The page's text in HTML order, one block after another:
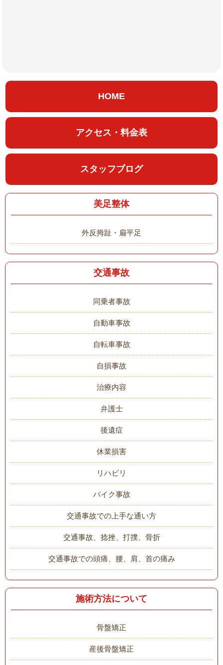
HOME
アクセス・料金表
スタッフブログ
美足整体
外反拇趾・扁平足
交通事故
同乗者事故
自動車事故
自転車事故
自損事故
治療内容
弁護士
後遺症
休業損害
リハビリ
バイク事故
交通事故での上手な通い方
交通事故、捻挫、打撲、骨折
交通事故での頭痛、腰、肩、首の痛み
施術方法について
骨盤矯正
産後骨盤矯正